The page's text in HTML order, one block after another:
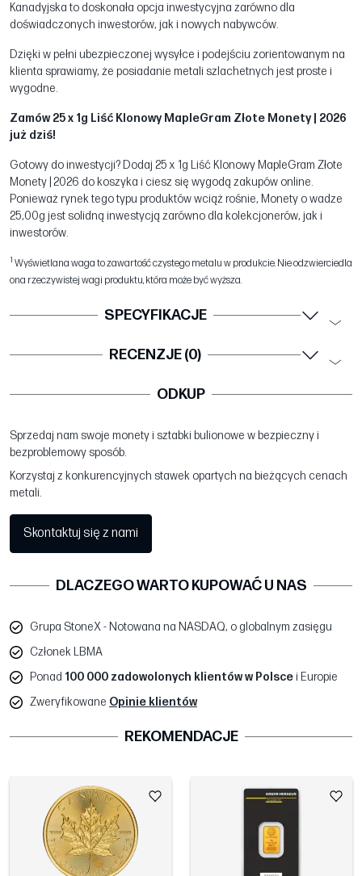
Kanadyjska to doskonała opcja inwestycyjna zarówno dla
doświadczonych inwestorów, jak i nowych nabywców.
Dzięki w pełni ubezpieczonej wysyłce i podejściu zorientowanym na
klienta sprawiamy, że posiadanie metali szlachetnych jest proste i
wygodne.
Zamów 25 x 1g Liść Klonowy MapleGram Złote Monety | 2026
już dziś!
Gotowy do inwestycji? Dodaj 25 x 1g Liść Klonowy MapleGram Złote
Monety | 2026 do koszyka i ciesz się wygodą zakupów online.
Ponieważ rynek tego typu produktów wciąż rośnie, Monety o wadze
25,00g jest solidną inwestycją zarówno dla kolekcjonerów, jak i
inwestorów.
1 Wyświetlana waga to zawartość czystego metalu w produkcie. Nie odzwierciedla
ona rzeczywistej wagi produktu, która może być wyższa.
SPECYFIKACJE
RECENZJE (0)
ODKUP
Sprzedaj nam swoje monety i sztabki bulionowe w bezpieczny i
bezproblemowy sposób.
Korzystaj z konkurencyjnych stawek opartych na bieżących cenach
metali.
Skontaktuj się z nami
DLACZEGO WARTO KUPOWAĆ U NAS
Grupa StoneX - Notowana na NASDAQ, o globalnym zasięgu
Członek LBMA
Ponad 100 000 zadowolonych klientów w Polscei Europie
Zweryfikowane Opinie klientów
REKOMENDACJE